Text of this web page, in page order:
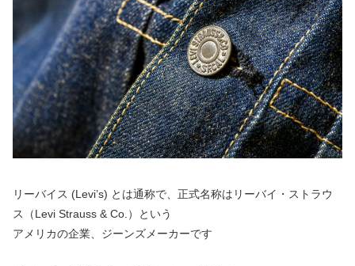
リーバイス (Levi’s) とは通称で、正式名称はリーバイ・ストラウ
ス（Levi Strauss & Co.）という
アメリカの企業、ジーンズメーカーです